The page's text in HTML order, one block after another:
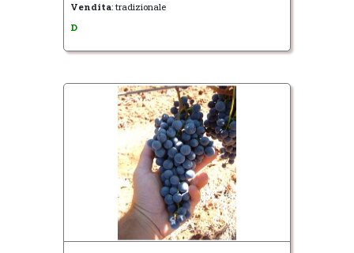
Vendita: tradizionale
D